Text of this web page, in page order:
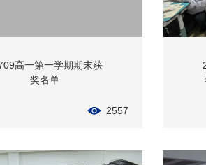
高一第一学期期末获
奖名单
2557